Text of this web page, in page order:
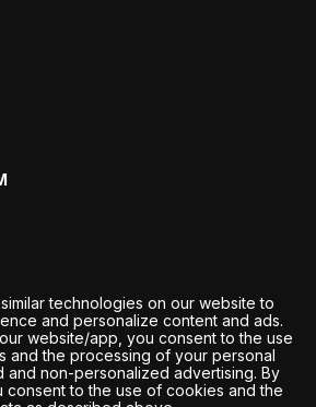
technologies on our website to
and personalize content and ads.
website/app, you consent to the use
and the processing of your personal
and non-personalized advertising. By
to the use of cookies and the